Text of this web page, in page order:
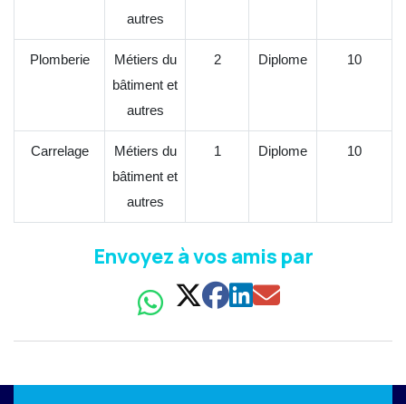
autres
Plomberie
Métiers du
bâtiment et
autres
2 Diplome 10
Carrelage
Métiers du
bâtiment et
autres
1 Diplome 10
Envoyez à vos amis par